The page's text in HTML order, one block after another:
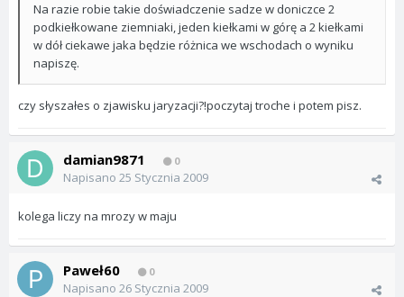
Na razie robie takie doświadczenie sadze w doniczce 2
podkiełkowane ziemniaki, jeden kiełkami w górę a 2 kiełkami
w dół ciekawe jaka będzie różnica we wschodach o wyniku
napiszę.
czy słyszałes o zjawisku jaryzacji?!poczytaj troche i potem pisz.
damian9871 0
Napisano 25 Stycznia 2009
kolega liczy na mrozy w maju
Paweł60 0
Napisano 26 Stycznia 2009